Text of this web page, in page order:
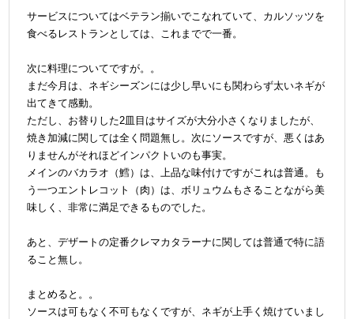
サービスについてはベテラン揃いでこなれていて、カルソッツを
食べるレストランとしては、これまでで一番。
次に料理についてですが。。
まだ今月は、ネギシーズンには少し早いにも関わらず太いネギが
出てきて感動。
ただし、お替りした2皿目はサイズが大分小さくなりましたが、
焼き加減に関しては全く問題無し。次に ソースですが、悪くはあ
りませんがそれほどインパクトいのも事実。
メインのバカラオ（鱈）は、上品な味付けですがこれは普通。も
う一つエントレコット（肉）は、ボリュウムもさることながら美
味しく、非常に満足できるものでした。
あと、デザートの定番クレマカタラーナに関しては普通で特に語
ること無し。
まとめると。。
ソースは可もなく不可もなくですが、ネギが上手く焼けていまし